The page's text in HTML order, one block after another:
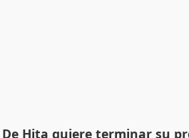
De Hita quiere terminar su